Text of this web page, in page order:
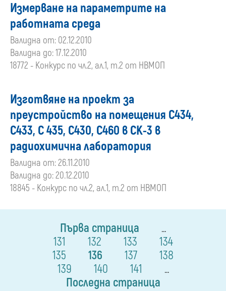
Измерване на параметрите на
работната среда
Валидна от: 02.12.2010
Валидна до: 17.12.2010
18772 - Конкурс по чл.2, ал.1, т.2 от НВМОП
Изготвяне на проект за
преустройство на помещения С434,
С433, С 435, С430, С460 в СК-3 в
радиохимична лаборатория
Валидна от: 26.11.2010
Валидна до: 20.12.2010
18845 - Конкурс по чл.2, ал.1, т.2 от НВМОП
Първа страница ...
131 132 133
134
135
136 137
138
139
140 141 ...
Последна страница